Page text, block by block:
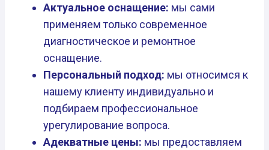
Актуальное оснащение: мы сами
применяем только современное
диагностическое и ремонтное
оснащение.
Персональный подход: мы относимся к
нашему клиенту индивидуально и
подбираем профессиональное
урегулирование вопроса.
Адекватные цены: мы предоставляем